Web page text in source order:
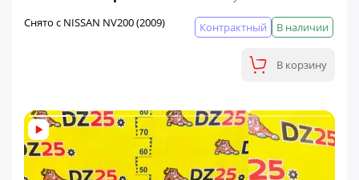
Снято с NISSAN NV200 (2009) В наличии
Контрактный
В корзину